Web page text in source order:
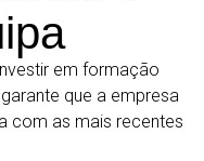
em formação
que a empresa
com as mais recentes